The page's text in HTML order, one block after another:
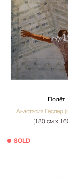
Полёт
Анастасия Геспер
(180 см х
SOLD